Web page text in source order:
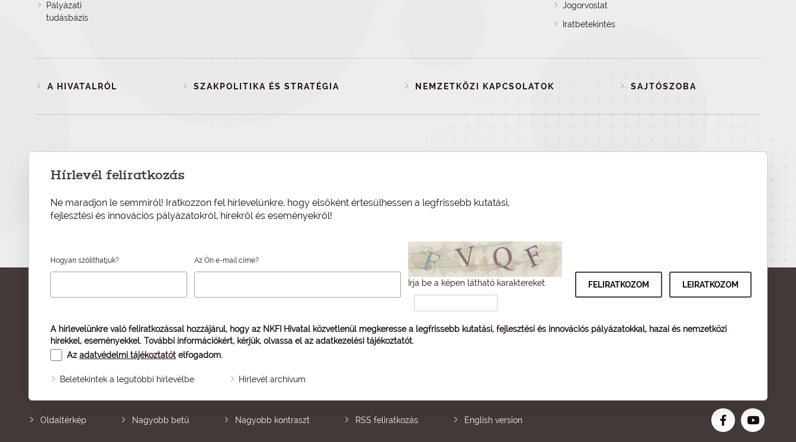
Pályázati
tudásbázis
Jogorvoslat
Iratbetekintés
A HIVATALRÓL SZAKPOLITIKA ÉS STRATÉGIA NEMZETKÖZI KAPCSOLATOK SAJTÓSZOBA
Hírlevél feliratkozás
Ne maradjon le semmiről! Iratkozzon fel hírlevelünkre, hogy elsőként értesülhessen a legfrissebb kutatási,
fejlesztési és innovációs pályázatokról, hírekről és eseményekről!
Hogyan szólíthatjuk? Az Ön e-mail címe?
Írja be a képen látható karaktereket:
A hírlevelünkre való feliratkozással hozzájárul, hogy az NKFI Hivatal közvetlenül megkeresse a legfrissebb kutatási, fejlesztési és innovációs pályázatokkal, hazai és nemzetközi
hírekkel, eseményekkel. További információkért, kérjük, olvassa el az adatkezelési tájékoztatót.
Az adatvédelmi tájékoztatót elfogadom.
Beletekintek a legutóbbi hírlevélbe Hírlevél archívum
Oldaltérkép Nagyobb betű Nagyobb kontraszt RSS feliratkozás English version